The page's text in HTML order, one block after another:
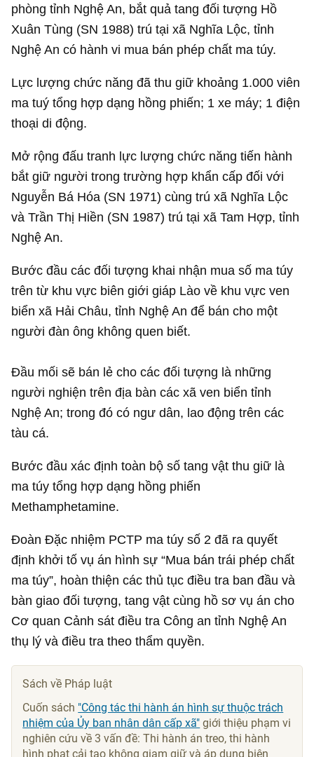
phòng tỉnh Nghệ An, bắt quả tang đối tượng Hồ
Xuân Tùng (SN 1988) trú tại xã Nghĩa Lộc, tỉnh
Nghệ An có hành vi mua bán phép chất ma túy.
Lực lượng chức năng đã thu giữ khoảng 1.000 viên
ma tuý tổng hợp dạng hồng phiến; 1 xe máy; 1 điện
thoại di động.
Mở rộng đấu tranh lực lượng chức năng tiến hành
bắt giữ người trong trường hợp khẩn cấp đối với
Nguyễn Bá Hóa (SN 1971) cùng trú xã Nghĩa Lộc
và Trần Thị Hiền (SN 1987) trú tại xã Tam Hợp, tỉnh
Nghệ An.
Bước đầu các đối tượng khai nhận mua số ma túy
trên từ khu vực biên giới giáp Lào về khu vực ven
biển xã Hải Châu, tỉnh Nghệ An để bán cho một
người đàn ông không quen biết.
Đầu mối sẽ bán lẻ cho các đối tượng là những
người nghiện trên địa bàn các xã ven biển tỉnh
Nghệ An; trong đó có ngư dân, lao động trên các
tàu cá.
Bước đầu xác định toàn bộ số tang vật thu giữ là
ma túy tổng hợp dạng hồng phiến
Methamphetamine.
Đoàn Đặc nhiệm PCTP ma túy số 2 đã ra quyết
định khởi tố vụ án hình sự “Mua bán trái phép chất
ma túy”, hoàn thiện các thủ tục điều tra ban đầu và
bàn giao đối tượng, tang vật cùng hồ sơ vụ án cho
Cơ quan Cảnh sát điều tra Công an tỉnh Nghệ An
thụ lý và điều tra theo thẩm quyền.
Sách về Pháp luật
Cuốn sách "Công tác thi hành án hình sự thuộc trách
nhiệm của Ủy ban nhân dân cấp xã" giới thiệu phạm vi
nghiên cứu về 3 vấn đề: Thi hành án treo, thi hành
hình phạt cải tạo không giam giữ và áp dụng biện